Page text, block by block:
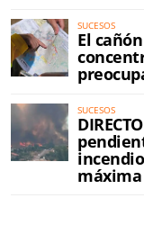
SUCESOS
El
SUCESOS